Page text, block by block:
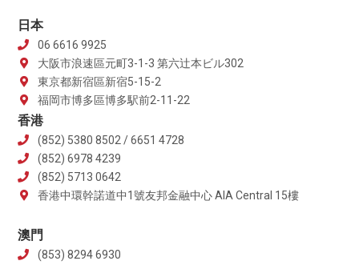
日本
06 6616 9925
大阪市浪速區元町3-1-3 第六辻本ビル302
東京都新宿區新宿5-15-2
福岡市博多區博多駅前2-11-22
香港
(852) 5380 8502 / 6651 4728
(852) 6978 4239
(852) 5713 0642
香港中環幹諾道中1號友邦金融中心 AIA Central 15樓
澳門
(853) 8294 6930